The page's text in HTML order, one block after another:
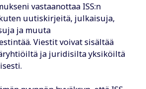
vastaanottaa ISS:n
uutiskirjeitä, julkaisuja,
ja muuta
Viestit voivat sisältää
ja juridisilta yksiköiltä